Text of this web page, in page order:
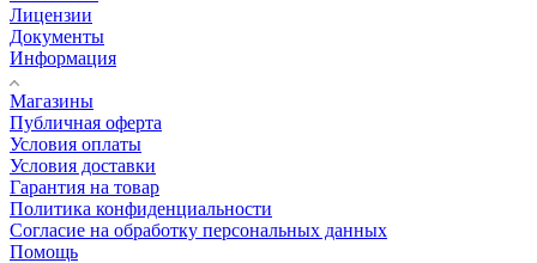
Лицензии
Документы
Информация
Магазины
Публичная оферта
Условия оплаты
Условия доставки
Гарантия на товар
Политика конфиденциальности
Согласие на обработку персональных данных
Помощь